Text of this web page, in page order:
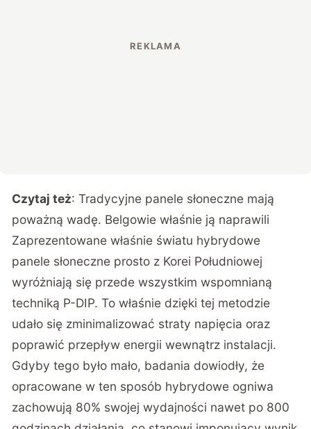
Czytaj też:Tradycyjne panele słoneczne mają
poważną wadę. Belgowie właśnie ją naprawili
Zaprezentowane właśnie światu hybrydowe
panele słoneczne prosto z Korei Południowej
wyróżniają się przede wszystkim wspomnianą
techniką P-DIP. To właśnie dzięki tej metodzie
udało się zminimalizować straty napięcia oraz
poprawić przepływ energii wewnątrz instalacji.
Gdyby tego było mało, badania dowiodły, że
opracowane w ten sposób hybrydowe ogniwa
zachowują 80% swojej wydajności nawet po 800